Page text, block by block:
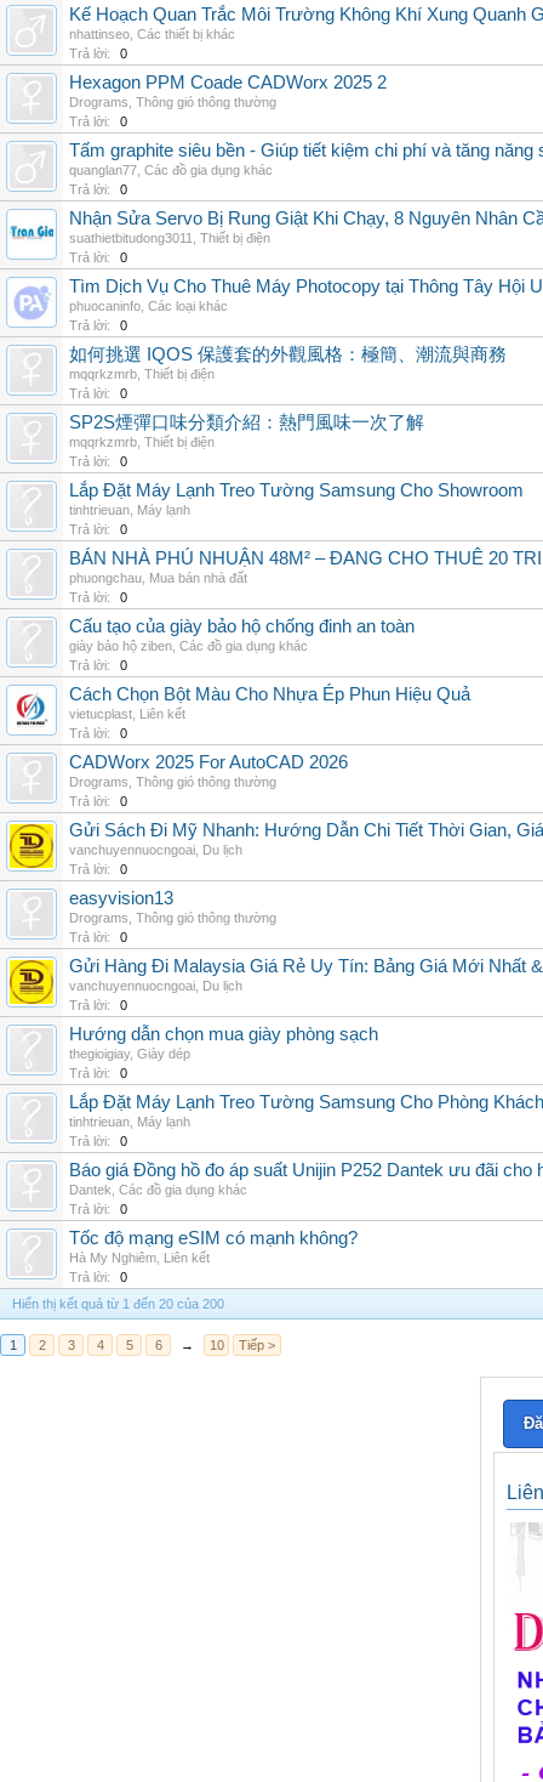
Kế Hoạch Quan Trắc Môi Trường Không Khí Xung Quanh
nhattinseo Các thiết bị khác
Trả lời:
0
Hexagon PPM Coade CADWorx 2025 2
Drograms Thông gió thông thường
Trả lời:
0
Tấm graphite siêu bền - Giúp tiết kiệm chi phí và tăng năng
quanglan77 Các đồ gia dụng khác
Trả lời:
0
Nhận Sửa Servo Bị Rung Giật Khi Chạy, 8 Nguyên Nhân
suathietbitudong3011
Thiết bị điện
Trả lời:
0
Tìm Dịch Vụ Cho Thuê Máy Photocopy tại Thông Tây Hội
phuocaninfo Các loại khác
Trả lời:
0
如何挑選 IQOS 保護套的外觀風格：極簡、潮流與商務
mqqrkzmrb Thiết bị điện
Trả lời:
0
SP2S煙彈口味分類介紹：熱門風味一次了解
mqqrkzmrb Thiết bị điện
Trả lời:
0
Lắp Đặt Máy Lạnh Treo Tường Samsung Cho Showroom
tinhtrieuan Máy lạnh
Trả lời:
0
BÁN NHÀ PHÚ NHUẬN 48M² – ĐANG CHO THUÊ 20
phuongchau Mua bán nhà đất
Trả lời:
0
Cấu tạo của giày bảo hộ chống đinh an toàn
giày bảo hộ ziben Các đồ gia dụng khác
Trả lời:
0
Cách Chọn Bột Màu Cho Nhựa Ép Phun Hiệu Quả
vietucplast Liên kết
Trả lời:
0
CADWorx 2025 For AutoCAD 2026
Drograms Thông gió thông thường
Trả lời:
0
Gửi Sách Đi Mỹ Nhanh: Hướng Dẫn Chi Tiết Thời Gian,
vanchuyennuocngoai Du lịch
Trả lời:
0
easyvision13
Drograms Thông gió thông thường
Trả lời:
0
Gửi Hàng Đi Malaysia Giá Rẻ Uy Tín: Bảng Giá Mới Nhất
vanchuyennuocngoai Du lịch
Trả lời:
0
Hướng dẫn chọn mua giày phòng sạch
thegioigiay, Giày dép
Trả lời:
0
Lắp Đặt Máy Lạnh Treo Tường Samsung Cho Phòng Khách
tinhtrieuan Máy lạnh
Trả lời:
0
Báo giá Đồng hồ đo áp suất Unijin P252 Dantek ưu đãi cho
Dantek Các đồ gia dụng khác
Trả lời:
0
Tốc độ mạng eSIM có mạnh không?
Hà My Nghiêm Liên kết
Trả lời:
0
Hiển thị kết quả từ 1 đến 20 của 200
1 2 3 4 5 6 → 10 Tiếp >